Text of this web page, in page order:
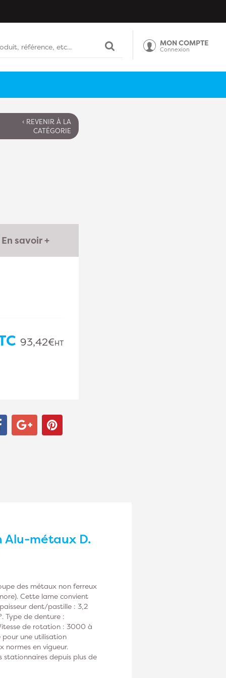
MON COMPTE
Connexion
‹ REVENIR À LA
CATÉGORIE
En savoir +
93,42€HT
Alu-métaux D.
des métaux non ferreux
Cette lame convient
dent/pastille : 3,2
Type de denture :
de rotation : 3000 à
pour une utilisation
normes en vigueur.
depuis plus de